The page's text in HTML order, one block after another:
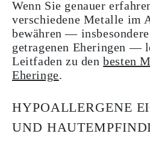
Wenn Sie genauer
verschiedene Metalle im
bewähren —
getragenen Eheringen —
Leitfaden zu denbesten
Eheringe.
HYPOALLERGENE
UND